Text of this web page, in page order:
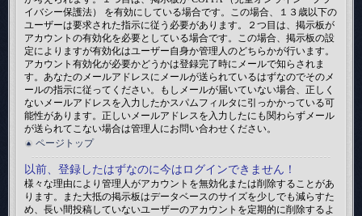
イバシー保護法） を有効にしている場合です。この場合、１３歳以下の
ユーザーは要求された指示に従う必要があります。２つ目は、掲示板が
アカウントの有効化を必要としている場合です。この場合、掲示板の設
定によりますが有効化はユーザー自身か管理人のどちらかが行います。
アカウント有効化が必要かどうかは登録完了時にメールで知らされま
す。あなたのメールアドレスにメールが送られているはずなのでそのメ
ールの指示に従ってください。もしメールが届いていない場合、正しく
ないメールアドレスを入力したかスパムフィルタに引っかかっている可
能性があります。正しいメールアドレスを入力したにも関わらずメール
が送られてこない場合は管理人にお問い合わせください。
ページトップ
以前、登録したはずなのに今はログインできません！
様々な理由により管理人がアカウントを無効化または削除することがあ
ります。また大抵の掲示板はデータベースのサイズを少しでも減らすた
め、長い間投稿していないユーザーのアカウントを定期的に削除するよ